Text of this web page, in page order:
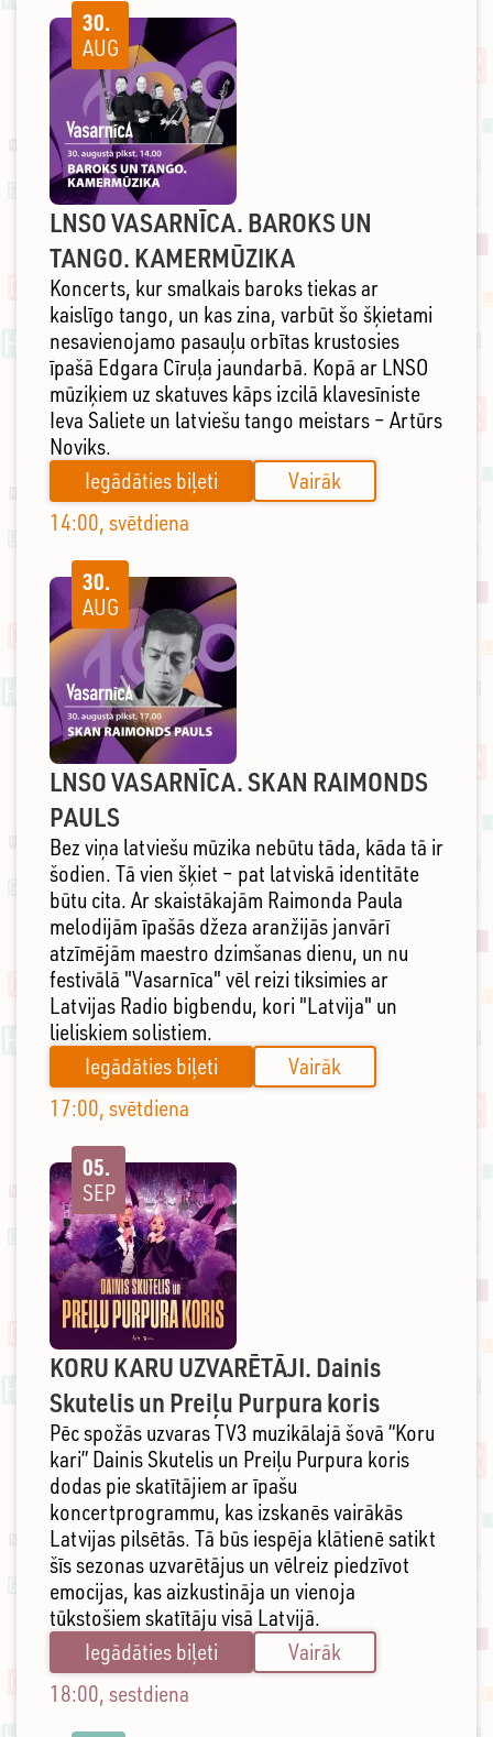
LNSO VASARNĪCA. BAROKS UN
TANGO. KAMERMŪZIKA
Koncerts, kur smalkais baroks tiekas ar
kaislīgo tango, un kas zina, varbūt šo šķietami
nesavienojamo pasauļu orbītas krustosies
īpašā Edgara Cīruļa jaundarbā. Kopā ar LNSO
mūziķiem uz skatuves kāps izcilā klavesīniste
Ieva Saliete un latviešu tango meistars – Artūrs
Noviks.
Iegādāties biļeti
Vairāk
30.
AUG
14:00, svētdiena
LNSO VASARNĪCA. SKAN RAIMONDS
PAULS
Bez viņa latviešu mūzika nebūtu tāda, kāda tā ir
šodien. Tā vien šķiet – pat latviskā identitāte
būtu cita. Ar skaistākajām Raimonda Paula
melodijām īpašās džeza aranžijās janvārī
atzīmējām maestro dzimšanas dienu, un nu
festivālā "Vasarnīca" vēl reizi tiksimies ar
Latvijas Radio bigbendu, kori "Latvija" un
lieliskiem solistiem.
Iegādāties biļeti
Vairāk
30.
AUG
17:00, svētdiena
KORU KARU UZVARĒTĀJI. Dainis
Skutelis un Preiļu Purpura koris
Pēc spožās uzvaras TV3 muzikālajā šovā “Koru
kari” Dainis Skutelis un Preiļu Purpura koris
dodas pie skatītājiem ar īpašu
koncertprogrammu, kas izskanēs vairākās
Latvijas pilsētās. Tā būs iespēja klātienē satikt
šīs sezonas uzvarētājus un vēlreiz piedzīvot
emocijas, kas aizkustināja un vienoja
tūkstošiem skatītāju visā Latvijā.
Iegādāties biļeti
Vairāk
05.
SEP
18:00, sestdiena